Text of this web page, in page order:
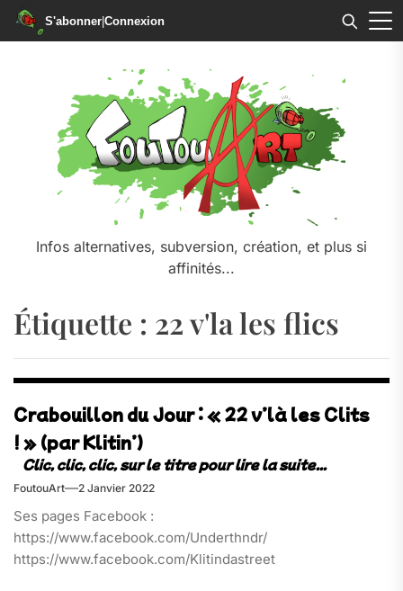
S'abonner|Connexion
Infos alternatives, subversion, création, et plus si
affinités...
Étiquette : 22 v'la les flics
Crabouillon du Jour : « 22 v’là les Clits
! » (par Klitin’)
FoutouArt 2 Janvier 2022
Ses pages Facebook :
https://www.facebook.com/Underthndr/
https://www.facebook.com/Klitindastreet